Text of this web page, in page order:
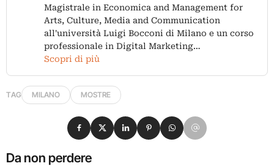
Magistrale in Economica and Management for
Arts, Culture, Media and Communication
all'università Luigi Bocconi di Milano e un corso
professionale in Digital Marketing…
Scopri di più
TAG MILANO MOSTRE
Da non perdere
Condividi su Facebook
Condividi su X
Condividi su LinkedIn
Condividi su Pinterest
Condividi su WhatsApp
Condividi su Email